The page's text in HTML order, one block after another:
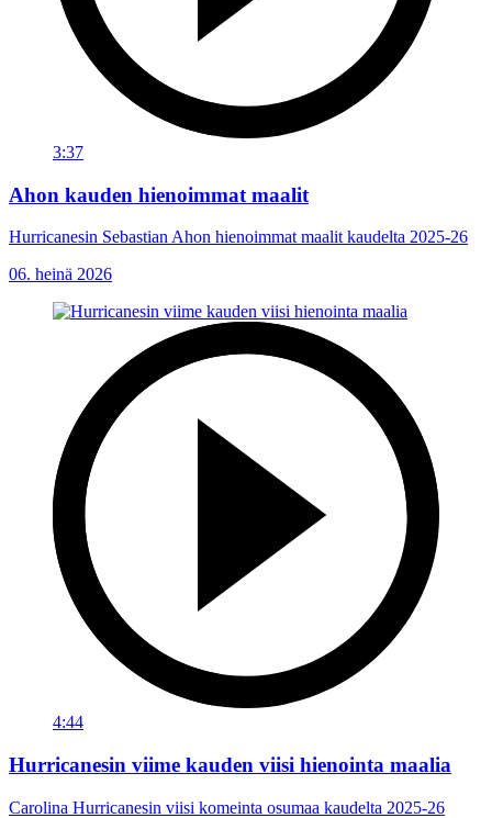
3:37
Ahon kauden hienoimmat maalit
Hurricanesin Sebastian Ahon hienoimmat maalit kaudelta 2025-26
06. heinä 2026
4:44
Hurricanesin viime kauden viisi hienointa maalia
Carolina Hurricanesin viisi komeinta osumaa kaudelta 2025-26